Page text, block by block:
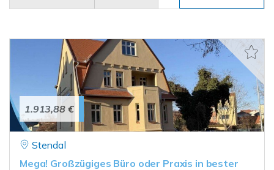
1.913,88 €
Stendal
Mega! Großzügiges Büro oder Praxis in bester